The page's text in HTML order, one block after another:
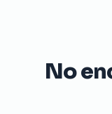
No